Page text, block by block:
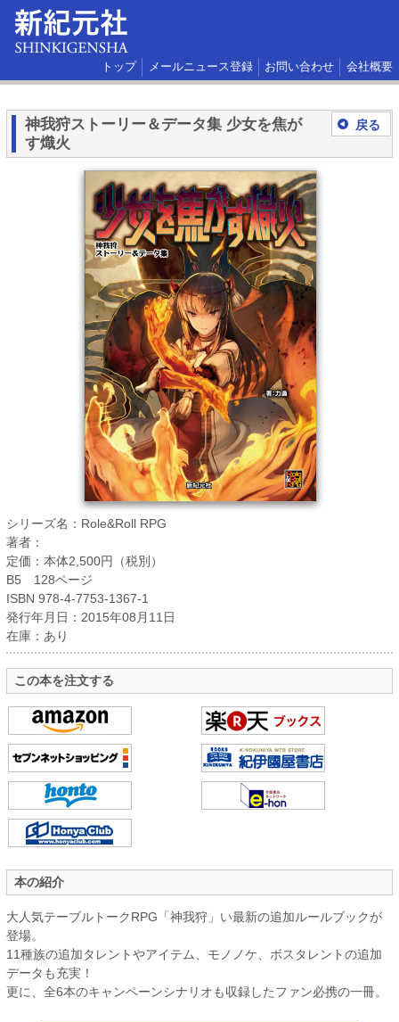
トップ メールニュース登録 お問い合わせ 会社概要
戻る
神我狩ストーリー＆データ集 少女を焦が
す熾火
シリーズ名：Role&Roll RPG
著者：
定価：本体2,500円（税別）
B5 128ページ
ISBN 978-4-7753-1367-1
発行年月日：2015年08月11日
在庫：あり
この本を注文する
本の紹介
大人気テーブルトークRPG「神我狩」い最新の追加ルールブックが
登場。
11種族の追加タレントやアイテム、モノノケ、ボスタレントの追加
データも充実！
更に、全6本のキャンペーンシナリオも収録したファン必携の一冊。